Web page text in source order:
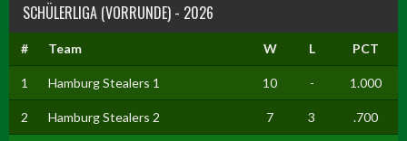
SCHÜLERLIGA (VORRUNDE) - 2026
# Team W L PCT
1 Hamburg Stealers 1 10 - 1.000
2 Hamburg Stealers 2 7 3 .700